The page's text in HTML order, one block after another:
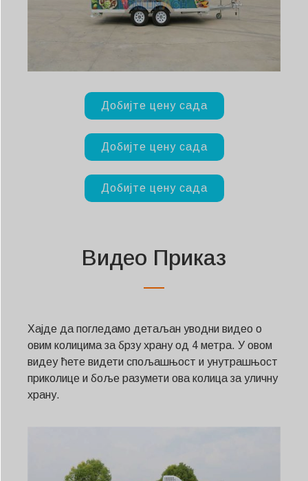
Добијте цену сада
Добијте цену сада
Добијте цену сада
Видео Приказ
Хајде да погледамо детаљан уводни видео о
овим колицима за брзу храну од 4 метра. У овом
видеу ћете видети спољашњост и унутрашњост
приколице и боље разумети ова колица за уличну
храну.